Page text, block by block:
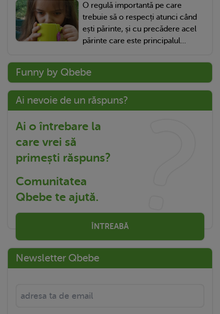
O regulă importantă pe care
trebuie să o respecți atunci când
ești părinte, și cu precădere acel
părinte care este principalul...
Funny by Qbebe
Ai nevoie de un răspuns?
Ai o întrebare la
care vrei să
primești răspuns?
Comunitatea
Qbebe te ajută.
ÎNTREABĂ
Newsletter Qbebe